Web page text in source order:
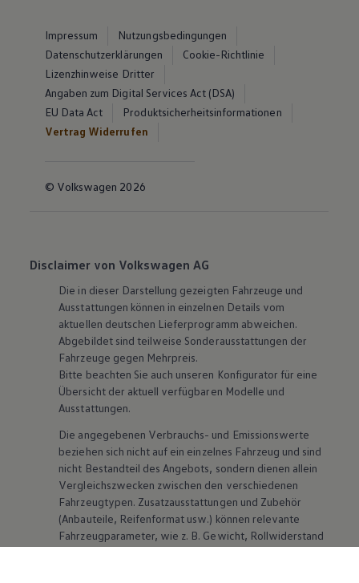
Impressum
Nutzungsbedingungen
Datenschutzerklärungen
Cookie-Richtlinie
Lizenzhinweise Dritter
Angaben zum Digital Services Act (DSA)
EU Data Act
Produktsicherheitsinformationen
Vertrag Widerrufen
© Volkswagen 2026
Disclaimer von Volkswagen AG
Die in dieser Darstellung gezeigten Fahrzeuge und
Ausstattungen können in einzelnen Details vom
aktuellen deutschen Lieferprogramm abweichen.
Abgebildet sind teilweise Sonderausstattungen der
Fahrzeuge gegen Mehrpreis.
Bitte beachten Sie auch unseren Konfigurator für eine
Übersicht der aktuell verfügbaren Modelle und
Ausstattungen.
Die angegebenen Verbrauchs- und Emissionswerte
beziehen sich nicht auf ein einzelnes Fahrzeug und sind
nicht Bestandteil des Angebots, sondern dienen allein
Vergleichszwecken zwischen den verschiedenen
Fahrzeugtypen. Zusatzausstattungen und Zubehör
(Anbauteile, Reifenformat usw.) können relevante
Fahrzeugparameter, wie z. B. Gewicht, Rollwiderstand